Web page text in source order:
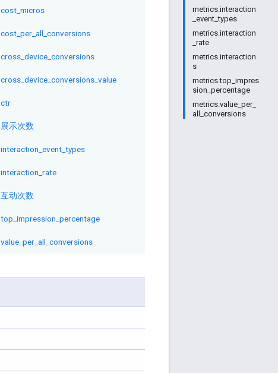
metrics.interaction
_event_types
metrics.interaction
_rate
metrics.interaction
s
metrics.top_impres
sion_percentage
metrics.value_per_
all_conversions
cost_micros
cost_per_all_conversions
cross_device_conversions
cross_device_conversions_value
ctr
展示次数
interaction_event_types
interaction_rate
互动次数
top_impression_percentage
value_per_all_conversions